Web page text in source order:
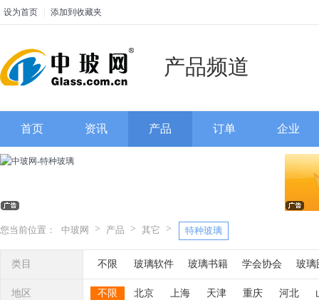
设为首页 添加到收藏夹
产品频道
首页 资讯 产品 订单 企业
您当前位置： 中玻网 > 产品 > 其它 > 特种玻璃
类目 不限 玻璃软件 玻璃书籍 学会协会 玻璃
地区 不限 北京 上海 天津 重庆 河北